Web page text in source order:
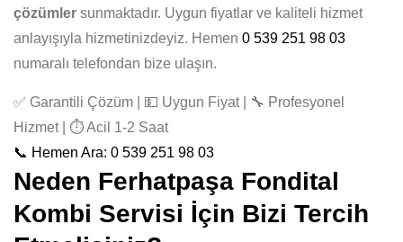
çözümler sunmaktadır. Uygun fiyatlar ve kaliteli hizmet
anlayışıyla hizmetinizdeyiz. Hemen 0 539 251 98 03
numaralı telefondan bize ulaşın.
✅ Garantili Çözüm | 💵 Uygun Fiyat | 🔧 Profesyonel
Hizmet | ⏱️ Acil 1-2 Saat
📞 Hemen Ara: 0 539 251 98 03
Neden Ferhatpaşa Fondital
Kombi Servisi İçin Bizi Tercih